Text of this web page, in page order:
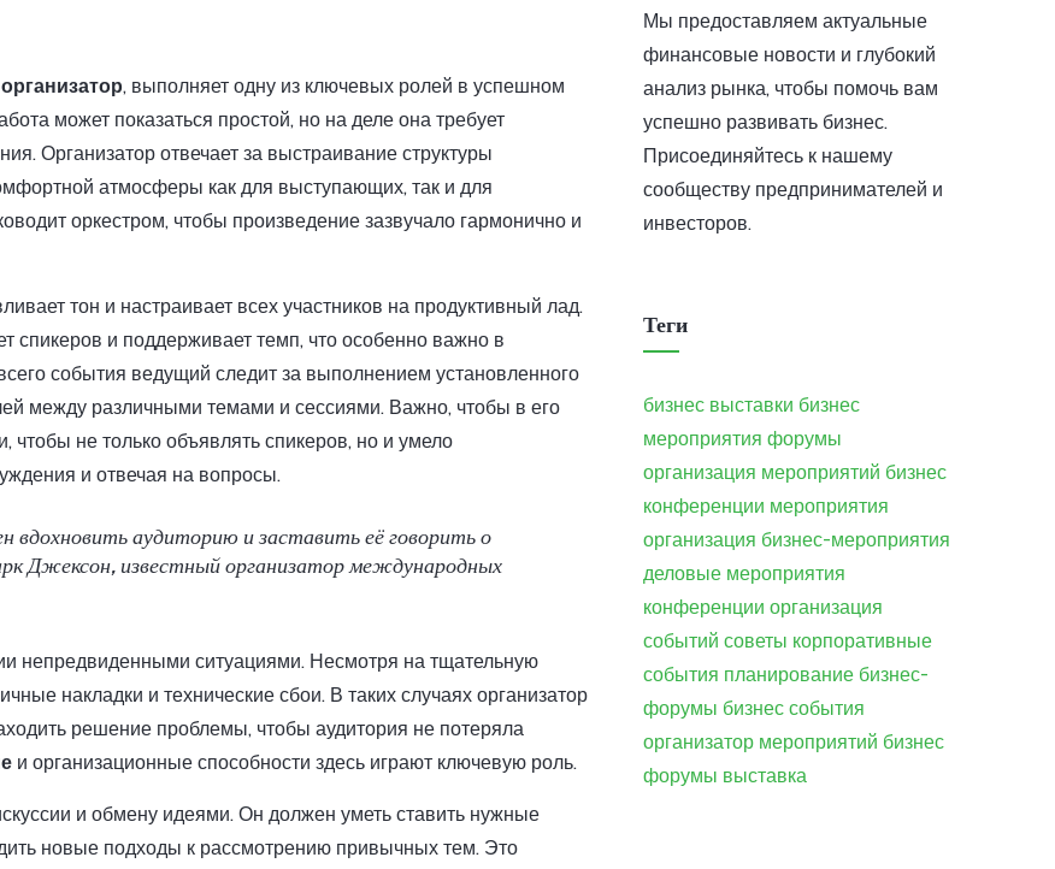
организатор, выполняет одну из ключевых ролей в успешном
может показаться простой, но на деле она требует
Организатор отвечает за выстраивание структуры
атмосферы как для выступающих, так и для
оркестром, чтобы произведение зазвучало гармонично и
тон и настраивает всех участников на продуктивный лад.
спикеров и поддерживает темп, что особенно важно в
события ведущий следит за выполнением установленного
между различными темами и сессиями. Важно, чтобы в его
не только объявлять спикеров, но и умело
и отвечая на вопросы.
аудиторию и заставить её говорить о
Джексон, известный организатор международных
непредвиденными ситуациями. Несмотря на тщательную
накладки и технические сбои. В таких случаях организатор
решение проблемы, чтобы аудитория не потеряла
и организационные способности здесь играют ключевую роль.
и обмену идеями. Он должен уметь ставить нужные
новые подходы к рассмотрению привычных тем. Это
Мы предоставляем актуальные
финансовые новости и глубокий
анализ рынка, чтобы помочь вам
успешно развивать бизнес.
Присоединяйтесь к нашему
сообществу предпринимателей и
инвесторов.
Теги
бизнес выставки бизнес
мероприятия форумы
организация мероприятий бизнес
конференции мероприятия
организация бизнес-мероприятия
деловые мероприятия
конференции организация
событий советы корпоративные
события планирование бизнес-
форумы бизнес события
организатор мероприятий бизнес
форумы выставка